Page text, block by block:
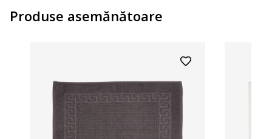
Produse asemănătoare